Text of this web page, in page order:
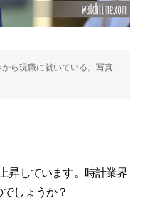
ら現職に就いている。写真
昇しています。時計業界
しょうか？